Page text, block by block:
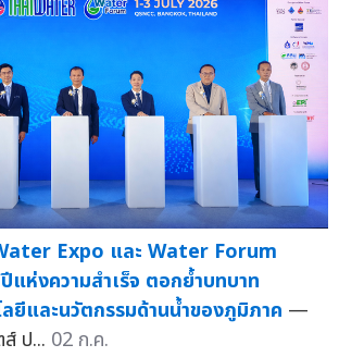
Expo และ Water Forum
แห่งความสำเร็จ ตอกย้ำบทบาท
ยีและนวัตกรรมด้านน้ำของภูมิภาค —
ป... 02 ก.ค.